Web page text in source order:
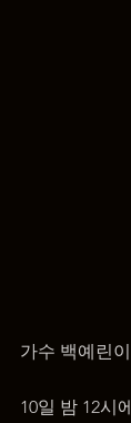
가수 백예린
10일 밤 12시